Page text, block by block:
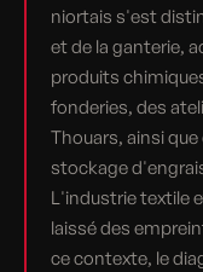
niortais s'est
et de la ganterie,
produits
fonderies, des
Thouars, ainsi
stockage
L'industrie textile
laissé des
ce contexte, le